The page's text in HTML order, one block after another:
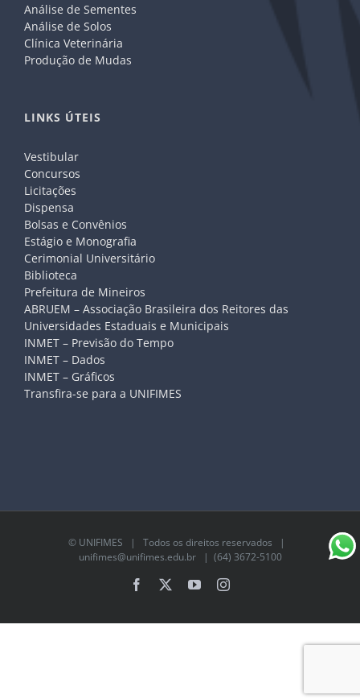
Análise de Sementes
Análise de Solos
Clínica Veterinária
Produção de Mudas
LINKS ÚTEIS
Vestibular
Concursos
Licitações
Dispensa
Bolsas e Convênios
Estágio e Monografia
Cerimonial Universitário
Biblioteca
Prefeitura de Mineiros
ABRUEM – Associação Brasileira dos Reitores das
Universidades Estaduais e Municipais
INMET – Previsão do Tempo
INMET – Dados
INMET – Gráficos
Transfira-se para a UNIFIMES
© UNIFIMES | Todos os direitos reservados |
unifimes@unifimes.edu.br| (64) 3672-5100
Facebook YouTubeInstagram